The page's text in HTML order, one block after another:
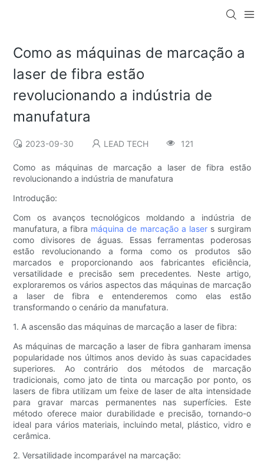
Como as máquinas de marcação a
laser de fibra estão
revolucionando a indústria de
manufatura
2023-09-30 LEAD TECH 121
Como as máquinas de marcação a laser de fibra estão
revolucionando a indústria de manufatura
Introdução:
Com os avanços tecnológicos moldando a indústria de
manufatura, a fibra máquina de marcação a laser s surgiram
como divisores de águas. Essas ferramentas poderosas
estão revolucionando a forma como os produtos são
marcados e proporcionando aos fabricantes eficiência,
versatilidade e precisão sem precedentes. Neste artigo,
exploraremos os vários aspectos das máquinas de marcação
a laser de fibra e entenderemos como elas estão
transformando o cenário da manufatura.
1. A ascensão das máquinas de marcação a laser de fibra:
As máquinas de marcação a laser de fibra ganharam imensa
popularidade nos últimos anos devido às suas capacidades
superiores. Ao contrário dos métodos de marcação
tradicionais, como jato de tinta ou marcação por ponto, os
lasers de fibra utilizam um feixe de laser de alta intensidade
para gravar marcas permanentes nas superfícies. Este
método oferece maior durabilidade e precisão, tornando-o
ideal para vários materiais, incluindo metal, plástico, vidro e
cerâmica.
2. Versatilidade incomparável na marcação: